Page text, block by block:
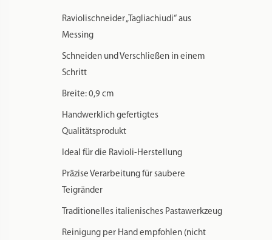
Raviolischneider „Tagliachiudi“ aus
Messing
Schneiden und Verschließen in einem
Schritt
Breite: 0,9 cm
Handwerklich gefertigtes
Qualitätsprodukt
Ideal für die Ravioli-Herstellung
Präzise Verarbeitung für saubere
Teigränder
Traditionelles italienisches Pastawerkzeug
Reinigung per Hand empfohlen (nicht